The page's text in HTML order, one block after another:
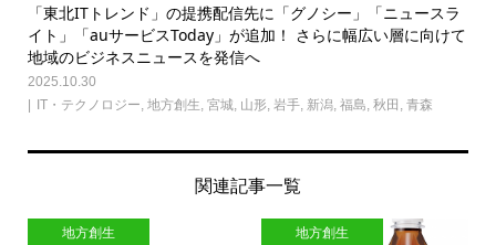
「東北ITトレンド」の提携配信先に「グノシー」「ニュースラ
イト」「auサービスToday」が追加！ さらに幅広い層に向けて
地域のビジネスニュースを発信へ
2025.10.30
IT・テクノロジー, 地方創生, 宮城, 山形, 岩手, 新潟, 福島, 秋田 , 青森
関連記事一覧
地方創生 地方創生